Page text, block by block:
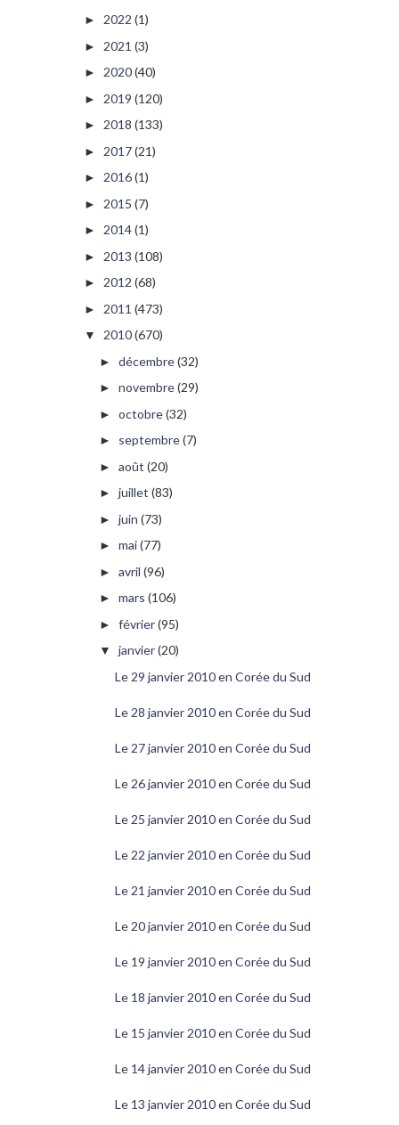
► 2022 (1)
► 2021 (3)
► 2020(40)
► 2019 (120)
► 2018 (133)
► 2017(21)
► 2016(1)
► 2015 (7)
► 2014(1)
► 2013 (108)
► 2012 (68)
► 2011 (473)
▼ 2010(670)
► décembre(32)
► novembre(29)
► octobre(32)
► septembre(7)
► août (20)
► juillet (83)
► juin (73)
► mai(77)
► avril (96)
► mars (106)
► février(95)
▼ janvier(20)
Le 29 janvier 2010 en Corée du Sud
Le 28 janvier 2010 en Corée du Sud
Le 27 janvier 2010 en Corée du Sud
Le 26 janvier 2010 en Corée du Sud
Le 25 janvier 2010 en Corée du Sud
Le 22 janvier 2010 en Corée du Sud
Le 21 janvier 2010 en Corée du Sud
Le 20 janvier 2010 en Corée du Sud
Le 19 janvier 2010 en Corée du Sud
Le 18 janvier 2010 en Corée du Sud
Le 15 janvier 2010 en Corée du Sud
Le 14 janvier 2010 en Corée du Sud
Le 13 janvier 2010 en Corée du Sud